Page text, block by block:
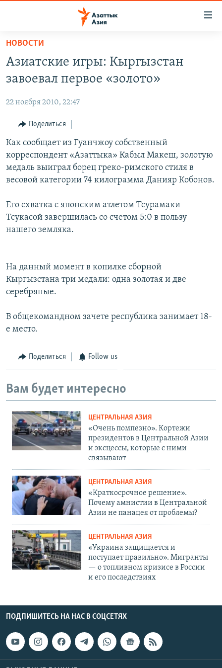
Вернуться
основному
содержанию
навигации
Вернутся
поиску
УЗБЕКИСТАН
ТАДЖИКИСТАН
ВОЙНА В УКРАИНЕ
НА ДРУГИХ ЯЗЫКАХ
ҚАЗАҚША
КЫРГЫЗЧА
ЎЗБЕКЧА
ТОҶИКӢ
Все сайты РСЕ/РС
НОВОСТИ
Азиатские игры: Кыргызстан
завоевал первое «золото»
22 ноября 2010, 22:47
Поделиться
Как сообщает из Гуанчжоу собственный
корреспондент «Азаттыка» Кабыл Макеш, золотую
медаль выиграл борец греко-римского стиля в
весовой категории 74 килограмма Данияр Кобонов.
Его схватка с японским атлетом Тсурамаки
Тсукасой завершилась со счетом 5:0 в пользу
нашего земляка.
На данный момент в копилке сборной
Кыргызстана три медали: одна золотая и две
серебряные.
В общекомандном зачете республика занимает 18-
е место.
Поделиться Follow us
Вам будет интересно
ЦЕНТРАЛЬНАЯ АЗИЯ
«Очень помпезно». Кортежи
президентов в Центральной Азии
и эксцессы, которые с ними
связывают
ЦЕНТРАЛЬНАЯ АЗИЯ
«Краткосрочное решение».
Почему амнистии в Центральной
Азии не панацея от проблемы?
ЦЕНТРАЛЬНАЯ АЗИЯ
«Украина защищается и
поступает правильно». Мигранты
— о топливном кризисе в России
и его последствиях
ПОДПИШИТЕСЬ НА НАС В СОЦСЕТЯХ